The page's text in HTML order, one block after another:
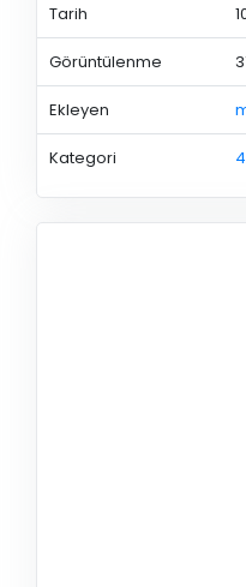
Tarih
Görüntülenme
Ekleyen
Kategori